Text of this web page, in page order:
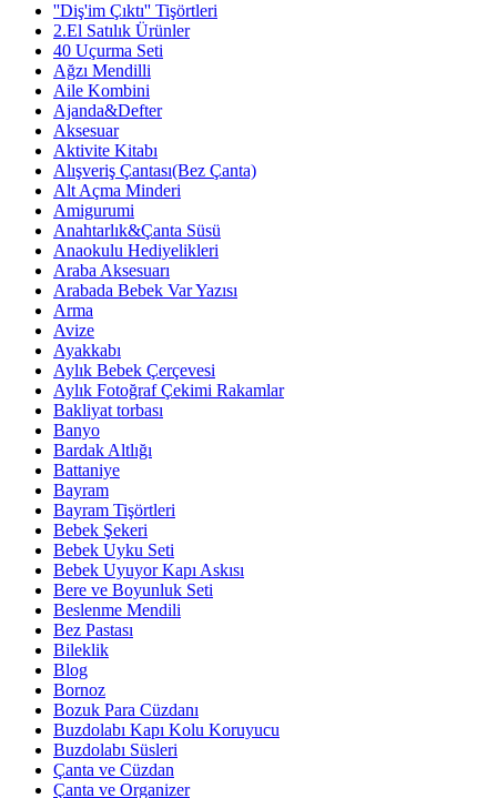
''Diş'im Çıktı'' Tişörtleri
2.El Satılık Ürünler
40 Uçurma Seti
Ağzı Mendilli
Aile Kombini
Ajanda&Defter
Aksesuar
Aktivite Kitabı
Alışveriş Çantası(Bez Çanta)
Alt Açma Minderi
Amigurumi
Anahtarlık&Çanta Süsü
Anaokulu Hediyelikleri
Araba Aksesuarı
Arabada Bebek Var Yazısı
Arma
Avize
Ayakkabı
Aylık Bebek Çerçevesi
Aylık Fotoğraf Çekimi Rakamlar
Bakliyat torbası
Banyo
Bardak Altlığı
Battaniye
Bayram
Bayram Tişörtleri
Bebek Şekeri
Bebek Uyku Seti
Bebek Uyuyor Kapı Askısı
Bere ve Boyunluk Seti
Beslenme Mendili
Bez Pastası
Bileklik
Blog
Bornoz
Bozuk Para Cüzdanı
Buzdolabı Kapı Kolu Koruyucu
Buzdolabı Süsleri
Çanta ve Cüzdan
Çanta ve Organizer